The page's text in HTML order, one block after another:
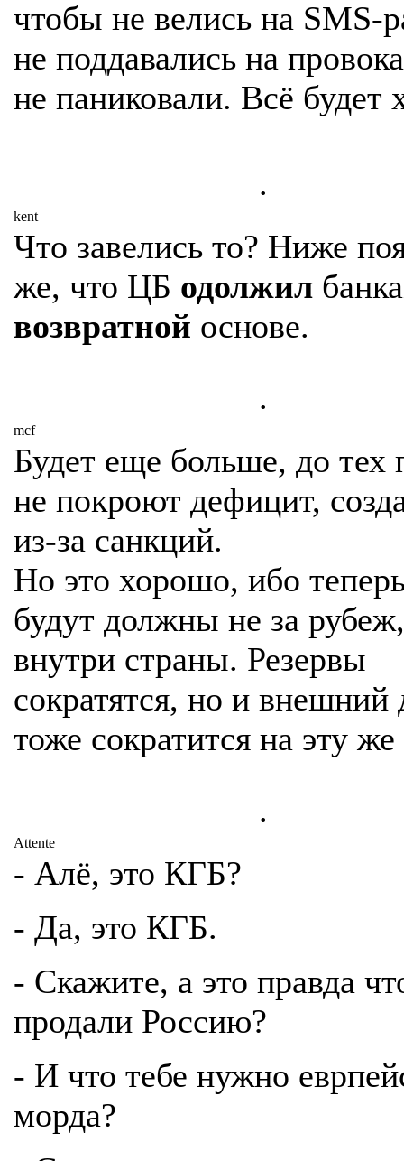
чтобы не велись на SMS-
не поддавались на
не паниковали. Всё будет
.
kent
Что завелись то? Ниже
же, что ЦБ одолжил
возвратной основе.
.
mcf
Будет еще больше, до тех
не покроют дефицит,
из-за санкций.
Но это хорошо, ибо
будут должны не за
внутри страны. Резервы
сократятся, но и внешний
тоже сократится на эту
.
Attente
- Алё, это КГБ?
- Да, это КГБ.
- Скажите, а это правда
продали Россию?
- И что тебе нужно
морда?